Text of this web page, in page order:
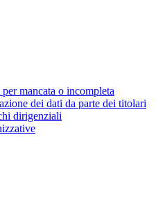
mancata o incompleta
dei dati da parte dei titolari
dirigenziali